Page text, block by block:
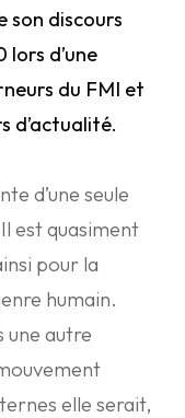
son discours
d’une
du FMI et
d’actualité.
d’une seule
est quasiment
pour la
humain.
une autre
elle serait,